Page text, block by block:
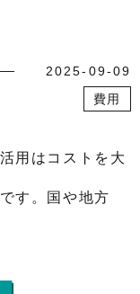
2025-09-09
費用
用はコストを大
す。国や地方